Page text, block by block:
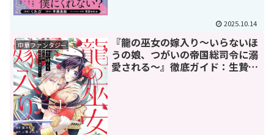
2025.10.14
中華ファンタジー
『龍の巫女の嫁入り～いらないほ
うの娘、つがいの帝国総司令に溺
愛される～』徹底ガイド：生贄の